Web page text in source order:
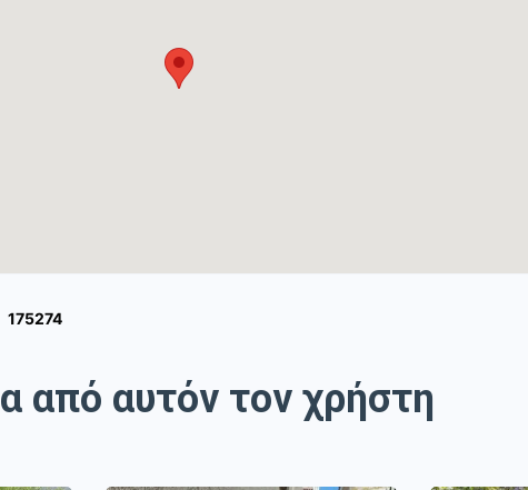
175274
από αυτόν τον χρήστη